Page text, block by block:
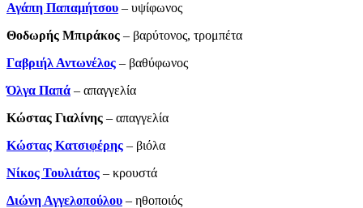
Αγάπη Παπαμήτσου – υψίφωνος
Θοδωρής Μπιράκος – βαρύτονος, τρομπέτα
Γαβριήλ Αντωνέλος – βαθύφωνος
Όλγα Παπά – απαγγελία
Κώστας Γιαλίνης ­– απαγγελία
Κώστας Κατσιφέρης – βιόλα
Νίκος Τουλιάτος – κρουστά
Διώνη Αγγελοπούλου – ηθοποιός